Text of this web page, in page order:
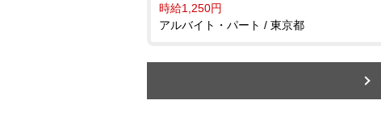
時給1,250円
アルバイト・パート / 東京都